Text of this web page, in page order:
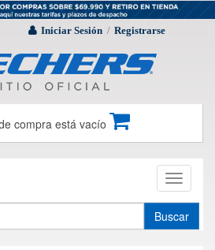
Iniciar Sesión / Registrarse
compra está vacío
Toggle
Buscar